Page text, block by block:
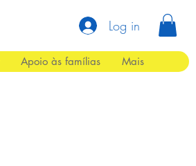
Log in
Apoio às famílias Mais